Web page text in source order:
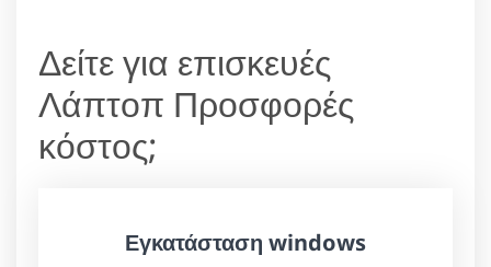
Δείτε για επισκευές
Λάπτοπ Προσφορές
κόστος;
Εγκατάσταση windows